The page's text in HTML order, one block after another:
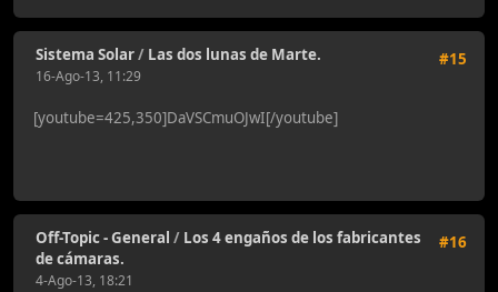
#15
Sistema Solar/ Las dos lunas de Marte.
16-Ago-13, 11:29
[youtube=425,350]DaVSCmuOJwI[/youtube]
#16
Off-Topic - General / Los 4 engaños de los fabricantes
de cámaras.
4-Ago-13, 18:21